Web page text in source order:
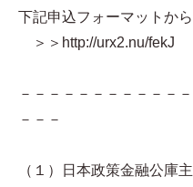
下記申込フォーマットから
＞＞http://urx2.nu/fekJ
－－－－－－－－－－－
－－－
（１）日本政策金融公庫